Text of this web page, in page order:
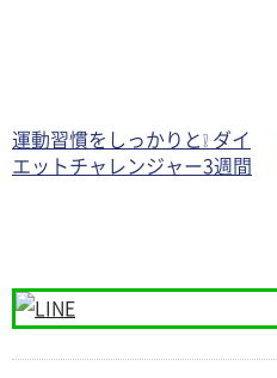
運動習慣をしっかりと❕ ダイ
エットチャレンジャー3週間